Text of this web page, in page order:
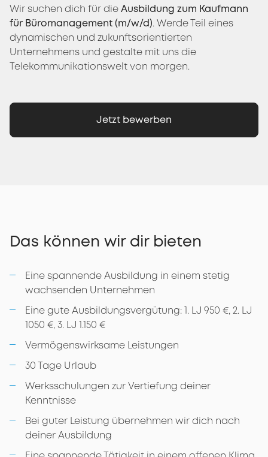
Wir suchen dich für dieAusbildung zum Kaufmann
für Büromanagement (m/w/d). Werde Teil eines
dynamischen und zukunftsorientierten
Unternehmens und gestalte mit uns die
Telekommunikationswelt von morgen.
Jetzt bewerben
Das können wir dir bieten
Eine spannende Ausbildung in einem stetig
wachsenden Unternehmen
Eine gute Ausbildungsvergütung: 1. LJ 950 €, 2. LJ
1050 €, 3. LJ 1.150 €
Vermögenswirksame Leistungen
30 Tage Urlaub
Werksschulungen zur Vertiefung deiner
Kenntnisse
Bei guter Leistung übernehmen wir dich nach
deiner Ausbildung